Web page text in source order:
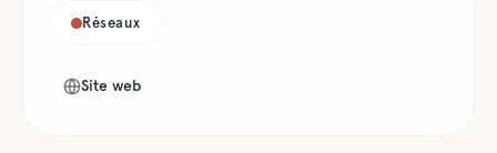
Réseaux
Site web